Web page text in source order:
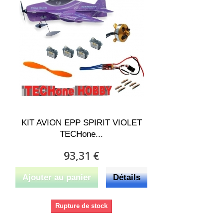
KIT AVION EPP SPIRIT VIOLET
TECHone...
93,31 €
Ajouter au panier Détails
Rupture de stock